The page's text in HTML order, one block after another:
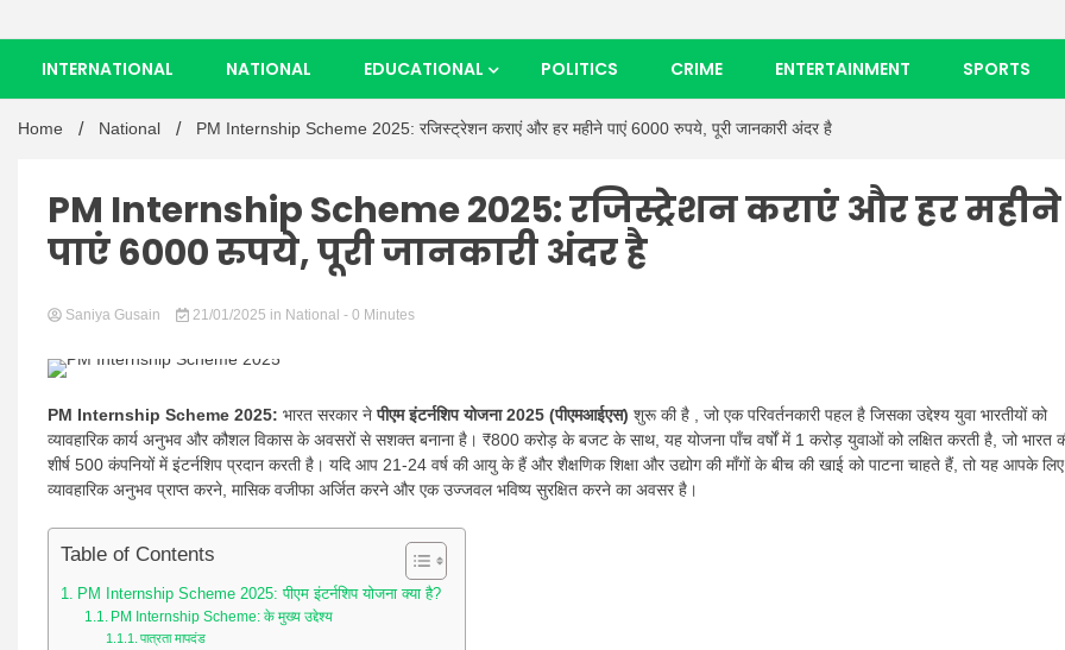
INTERNATIONAL NATIONAL EDUCATIONAL POLITICS CRIME ENTERTAINMENT SPORTS
Home National PM Internship Scheme 2025: रजिस्ट्रेशन कराएं और हर महीने पाएं 6000 रुपये, पूरी जानकारी अंदर है
PM Internship Scheme 2025: रजिस्ट्रेशन कराएं और हर महीने
पाएं 6000 रुपये, पूरी जानकारी अंदर है
Saniya Gusain 21/01/2025 in National - 0 Minutes
PM Internship Scheme 2025: भारत सरकार नेपीएम इंटर्नशिप योजना 2025 (पीएमआईएस) शुरू की है , जो एक परिवर्तनकारी पहल है जिसका उद्देश्य युवा भारतीयों को
व्यावहारिक कार्य अनुभव और कौशल विकास के अवसरों से सशक्त बनाना है। ₹800 करोड़ के बजट के साथ, यह योजना पाँच वर्षों में 1 करोड़ युवाओं को लक्षित करती है, जो भारत
शीर्ष 500 कंपनियों में इंटर्नशिप प्रदान करती है। यदि आप 21-24 वर्ष की आयु के हैं और शैक्षणिक शिक्षा और उद्योग की माँगों के बीच की खाई को पाटना चाहते हैं, तो यह आपके लिए
व्यावहारिक अनुभव प्राप्त करने, मासिक वजीफा अर्जित करने और एक उज्जवल भविष्य सुरक्षित करने का अवसर है।
Table of Contents
PM Internship Scheme 2025: पीएम इंटर्नशिप योजना क्या है?
PM Internship Scheme: के मुख्य उद्देश्य
पात्रता मापदंड